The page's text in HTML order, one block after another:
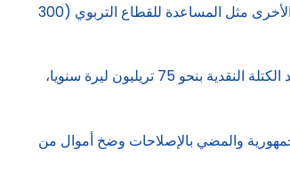
الصرف إلى ما دون 70 ألف ليرة، لو أنه لا يعمد إلى شراء الدولار من السوق لزوم رواتب القطاع العام (أكثر من 110 مليون دولار شهريا) وبعض المدفوعات الأخرى مثل المساعدة للقطاع التربوي (300
ولا تخفي المصادر أن ثمة نقطة وحيدة يمكن أن تؤثر على سعر الصرف وتجعل توقعات S&P منطقية، تتعلق بما يحكى عن خطة لليلرة الودائع على نحو قد يزيد الكتلة النقدية بنحو 75 تريليون ليرة سنويا،
والمضي بالإصلاحات وضخ أموال من